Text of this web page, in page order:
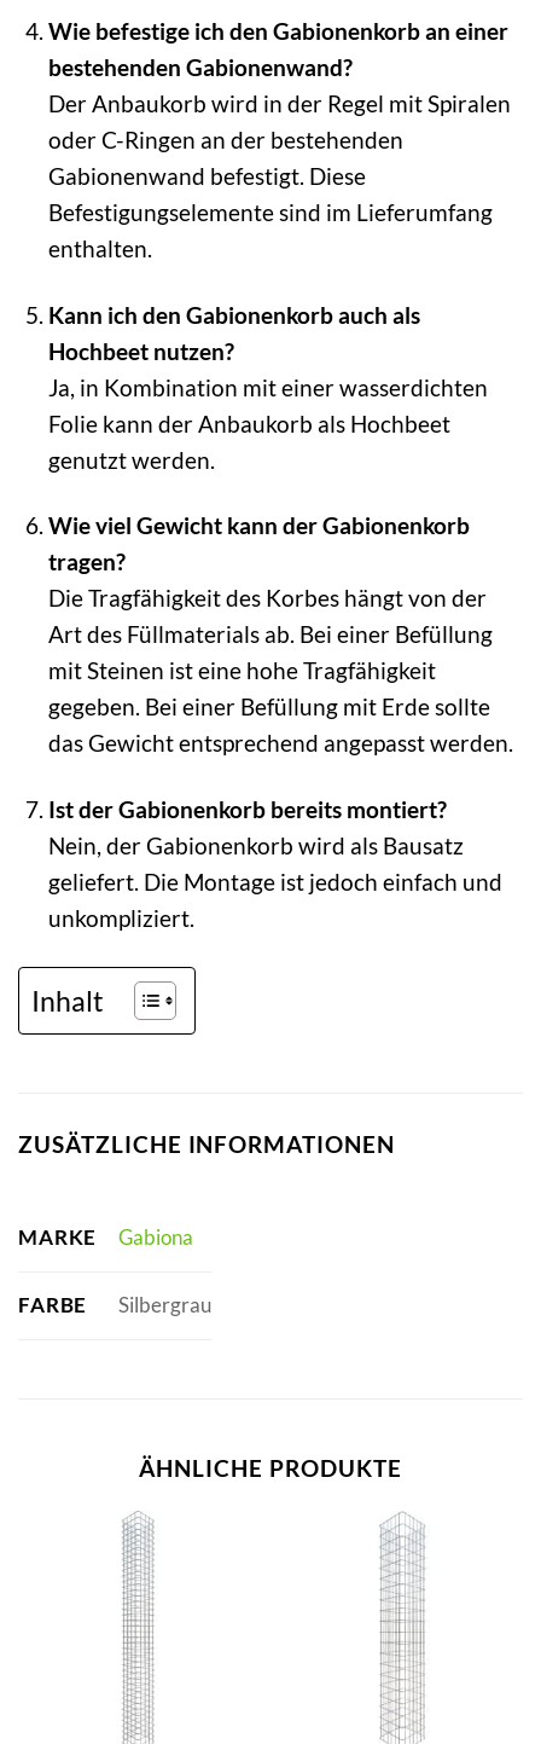
Wie befestige ich den Gabionenkorb an einer
bestehenden Gabionenwand?
Der Anbaukorb wird in der Regel mit Spiralen
oder C-Ringen an der bestehenden
Gabionenwand befestigt. Diese
Befestigungselemente sind im Lieferumfang
enthalten.
Kann ich den Gabionenkorb auch als
Hochbeet nutzen?
Ja, in Kombination mit einer wasserdichten
Folie kann der Anbaukorb als Hochbeet
genutzt werden.
Wie viel Gewicht kann der Gabionenkorb
tragen?
Die Tragfähigkeit des Korbes hängt von der
Art des Füllmaterials ab. Bei einer Befüllung
mit Steinen ist eine hohe Tragfähigkeit
gegeben. Bei einer Befüllung mit Erde sollte
das Gewicht entsprechend angepasst werden.
Ist der Gabionenkorb bereits montiert?
Nein, der Gabionenkorb wird als Bausatz
geliefert. Die Montage ist jedoch einfach und
unkompliziert.
Inhalt
ZUSÄTZLICHE INFORMATIONEN
MARKE Gabiona
FARBE Silbergrau
ÄHNLICHE PRODUKTE